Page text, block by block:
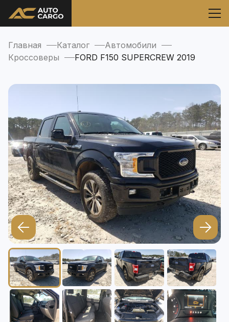
Главная Каталог
Автомобили
Кроссоверы
FORD F150 SUPERCREW 2019